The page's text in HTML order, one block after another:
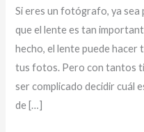
Si eres un fotógrafo, ya
que el lente es tan
hecho, el lente puede hacer
tus fotos. Pero con tantos
ser complicado decidir cuál
de […]
Usarlos